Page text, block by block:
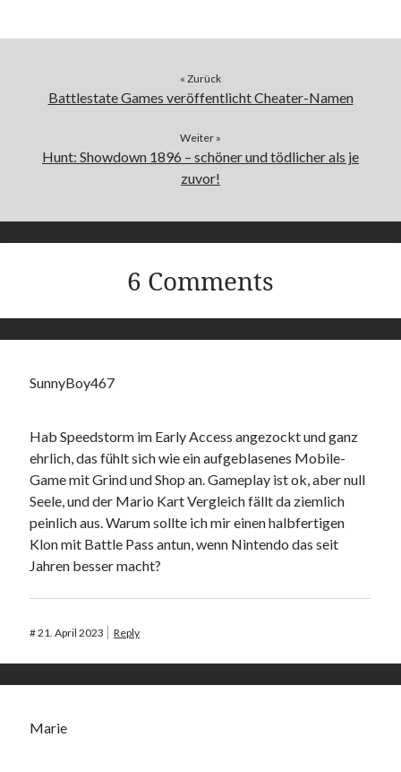
« Zurück
Battlestate Games veröffentlicht Cheater-Namen
Weiter »
Hunt: Showdown 1896 – schöner und tödlicher als je
zuvor!
6 Comments
SunnyBoy467
Hab Speedstorm im Early Access angezockt und ganz
ehrlich, das fühlt sich wie ein aufgeblasenes Mobile-
Game mit Grind und Shop an. Gameplay ist ok, aber null
Seele, und der Mario Kart Vergleich fällt da ziemlich
peinlich aus. Warum sollte ich mir einen halbfertigen
Klon mit Battle Pass antun, wenn Nintendo das seit
Jahren besser macht?
#21. April 2023 Reply
Marie